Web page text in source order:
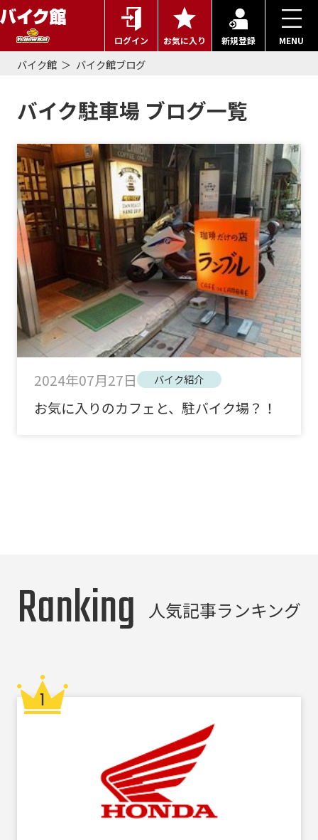
ログイン お気に入り 新規登録 MENU
バイク館 バイク館ブログ
バイク駐車場 ブログ一覧
2024年07月27日 バイク紹介
お気に入りのカフェと、駐バイク場？！
Ranking 人気記事ランキング